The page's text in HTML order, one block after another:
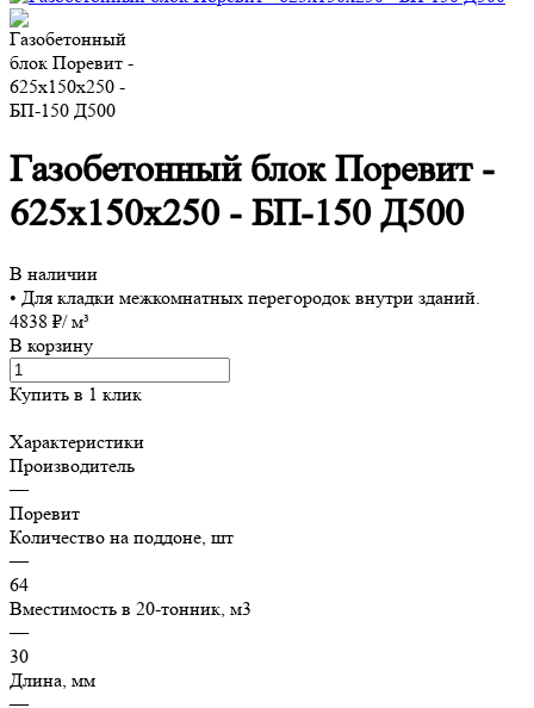
Газобетонный блок Поревит -
625х150х250 - БП-150 Д500
В наличии
• Для кладки межкомнатных перегородок внутри зданий.
4838 ₽/ м³
В корзину
Купить в 1 клик
Характеристики
Производитель
—
Поревит
Количество на поддоне, шт
—
64
Вместимость в 20-тонник, м3
—
30
Длина, мм